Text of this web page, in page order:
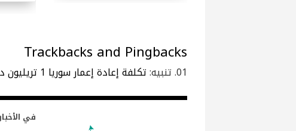
Trackbacks and Pingbacks
تنبيه:تكلفة إعادة إعمار سوريا 1 تريليون دولار - LIMS
في